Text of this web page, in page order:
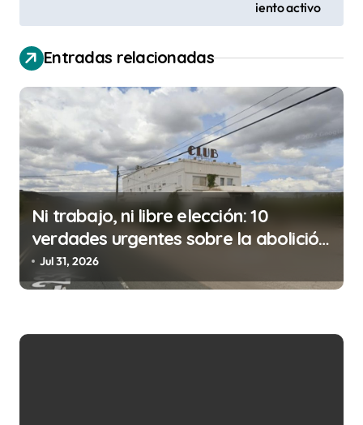
g
a
c
i
ó
n
d
e
e
t
iento activo
Entradas relacionadas
Ni trabajo, ni libre elección: 10
verdades urgentes sobre la abolición
de la prostitución
Jul 31, 2026